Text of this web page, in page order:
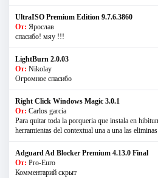
UltraISO Premium Edition 9.7.6.3860
От: Ярослав
спасибо! мяу !!!
LightBurn 2.0.03
От: Nikolay
Огромное спасибо
Right Click Windows Magic 3.0.1
От: Carlos garcia
Para quitar toda la porqueria que instala en
herramientas del contextual una a una las
Adguard Ad Blocker Premium 4.13.0 Final
От: Pro-Euro
Комментарий скрыт